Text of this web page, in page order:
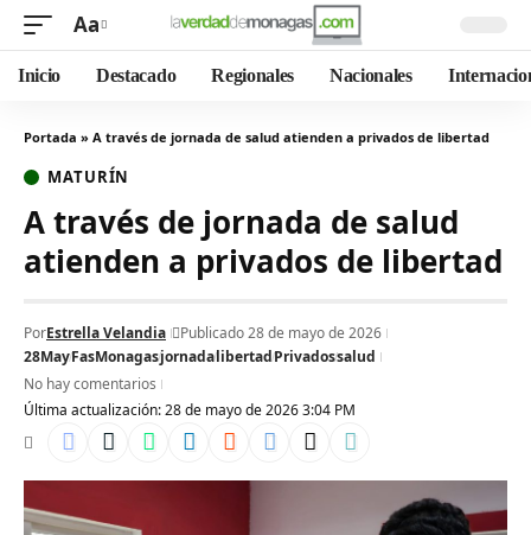
Aa
Inicio Destacado Regionales Nacionales
Portada » A través de jornada de salud atienden a privados de libertad
MATURÍN
A través de jornada de salud
atienden a privados de libertad
Última actualización: 28 de mayo de 2026 3:04 PM
PorEstrella Velandia
Publicado 28 de mayo de 2026
28MayFasMonagasjornadalibertadPrivadossalud
No hay comentarios